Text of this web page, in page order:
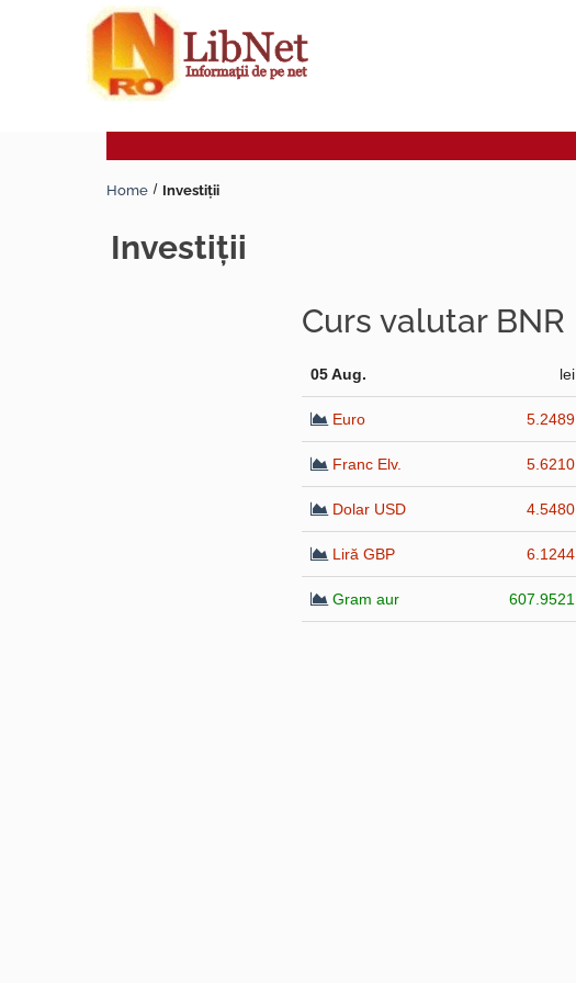
Home Investiţii
investiţii
Curs valutar BNR
05 Aug. lei
Euro 5.2489
Franc Elv. 5.6210
Dolar USD 4.5480
Liră GBP 6.1244
Gram aur 607.9521